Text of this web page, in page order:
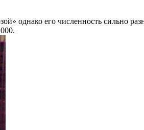
однако его численность сильно